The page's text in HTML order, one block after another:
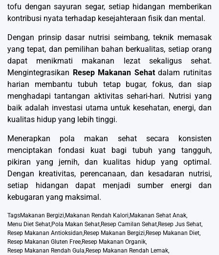
tofu dengan sayuran segar, setiap hidangan memberikan
kontribusi nyata terhadap kesejahteraan fisik dan mental.
Dengan prinsip dasar nutrisi seimbang, teknik memasak
yang tepat, dan pemilihan bahan berkualitas, setiap orang
dapat menikmati makanan lezat sekaligus sehat.
Mengintegrasikan Resep Makanan Sehatdalam rutinitas
harian membantu tubuh tetap bugar, fokus, dan siap
menghadapi tantangan aktivitas sehari-hari. Nutrisi yang
baik adalah investasi utama untuk kesehatan, energi, dan
kualitas hidup yang lebih tinggi.
Menerapkan pola makan sehat secara konsisten
menciptakan fondasi kuat bagi tubuh yang tangguh,
pikiran yang jernih, dan kualitas hidup yang optimal.
Dengan kreativitas, perencanaan, dan kesadaran nutrisi,
setiap hidangan dapat menjadi sumber energi dan
kebugaran yang maksimal.
TagsMakanan Bergizi Makanan Rendah Kalori Makanan Sehat Anak
Menu Diet Sehat Pola Makan Sehat Resep Camilan Sehat Resep Jus Sehat
Resep Makanan Antioksidan Resep Makanan Bergizi Resep Makanan Diet
Resep Makanan Gluten Free Resep Makanan Organik
Resep Makanan Rendah Gula Resep Makanan Rendah Lemak